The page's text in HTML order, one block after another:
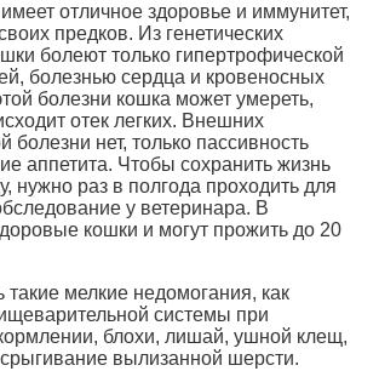
отличное здоровье и иммунитет,
предков. Из генетических
болеют только гипертрофической
болезнью сердца и кровеносных
болезни кошка может умереть,
отек легких. Внешних
болезни нет, только пассивность
аппетита. Чтобы сохранить жизнь
нужно раз в полгода проходить для
у ветеринара. В
кошки и могут прожить до 20
такие мелкие недомогания, как
системы при
блохи, лишай, ушной клещ,
вылизанной шерсти.